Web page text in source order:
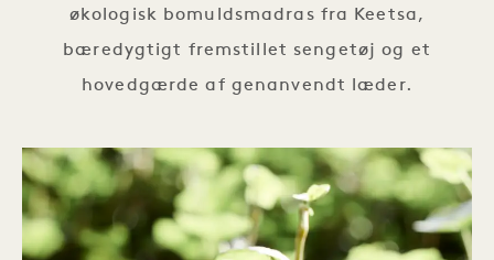
økologisk bomuldsmadras fra Keetsa,
bæredygtigt fremstillet sengetøj og et
hovedgærde af genanvendt læder.